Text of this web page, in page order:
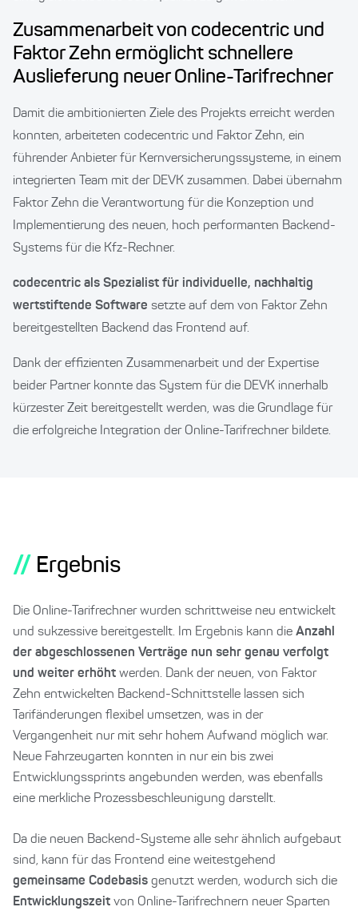
Zusammenarbeit von codecentric und
Faktor Zehn ermöglicht schnellere
Auslieferung neuer Online-Tarifrechner
Damit die ambitionierten Ziele des Projekts erreicht werden
konnten, arbeiteten codecentric und Faktor Zehn, ein
führender Anbieter für Kernversicherungssysteme, in einem
integrierten Team mit der DEVK zusammen. Dabei übernahm
Faktor Zehn die Verantwortung für die Konzeption und
Implementierung des neuen, hoch performanten Backend-
Systems für die Kfz-Rechner.
codecentric als Spezialist für individuelle, nachhaltig
wertstiftende Software setzte auf dem von Faktor Zehn
bereitgestellten Backend das Frontend auf.
Dank der effizienten Zusammenarbeit und der Expertise
beider Partner konnte das System für die DEVK innerhalb
kürzester Zeit bereitgestellt werden, was die Grundlage für
die erfolgreiche Integration der Online-Tarifrechner bildete.
// Ergebnis
Die Online-Tarifrechner wurden schrittweise neu entwickelt
und sukzessive bereitgestellt. Im Ergebnis kann die Anzahl
der abgeschlossenen Verträge nun sehr genau verfolgt
und weiter erhöht werden. Dank der neuen, von Faktor
Zehn entwickelten Backend-Schnittstelle lassen sich
Tarifänderungen flexibel umsetzen, was in der
Vergangenheit nur mit sehr hohem Aufwand möglich war.
Neue Fahrzeugarten konnten in nur ein bis zwei
Entwicklungssprints angebunden werden, was ebenfalls
eine merkliche Prozessbeschleunigung darstellt.
Da die neuen Backend-Systeme alle sehr ähnlich aufgebaut
sind, kann für das Frontend eine weitestgehend
gemeinsame Codebasis genutzt werden, wodurch sich die
Entwicklungszeit von Online-Tarifrechnern neuer Sparten